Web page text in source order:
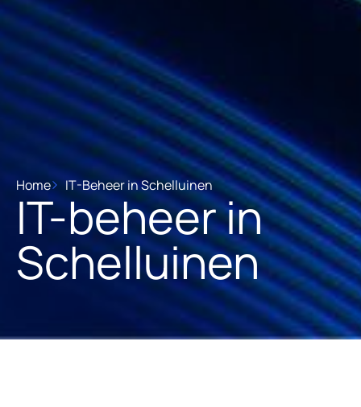
Home IT-Beheer in Schelluinen
IT-beheer in
Schelluinen